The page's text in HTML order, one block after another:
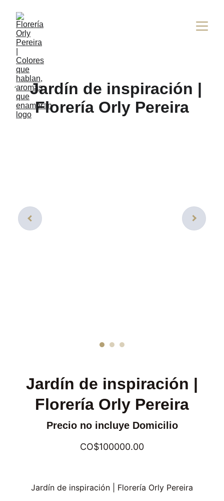
Jardín de inspiración |
Florería Orly Pereira
Precio no incluye Domicilio
CO$100000.00
Jardín de inspiración | Florería Orly Pereira